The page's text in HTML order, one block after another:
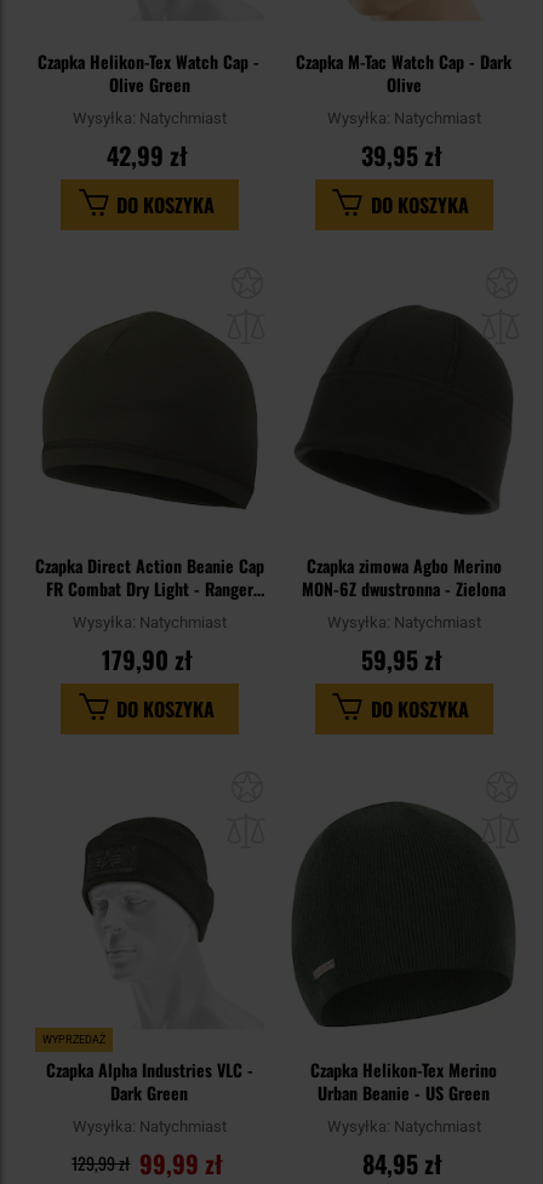
Czapka Helikon-Tex Watch Cap -
Olive Green
Wysyłka: Natychmiast
42,99 zł
DO KOSZYKA
Czapka M-Tac Watch Cap - Dark
Olive
Wysyłka: Natychmiast
39,95 zł
DO KOSZYKA
schowka
Czapka Direct Action Beanie Cap
FR Combat Dry Light - Ranger
Green
Wysyłka: Natychmiast
179,90 zł
DO KOSZYKA
Czapka zimowa Agbo Merino
MON-6Z dwustronna - Zielona
Wysyłka: Natychmiast
59,95 zł
DO KOSZYKA
schowka
WYPRZEDAŻ
Czapka Alpha Industries VLC -
Dark Green
Wysyłka: Natychmiast
99,99 zł
129,99 zł
Czapka Helikon-Tex Merino
Urban Beanie - US Green
Wysyłka: Natychmiast
84,95 zł